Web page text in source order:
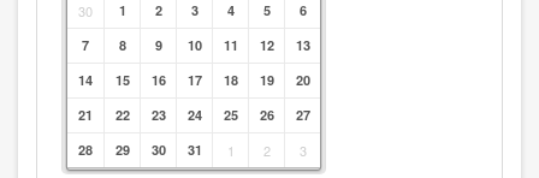
30 1 2 3 4 5
6
7
8 9 10 11 12
13
14
15 16 17 18 19
20
21
22 23 24 25 26
27
28
29 30 31 1 2 3